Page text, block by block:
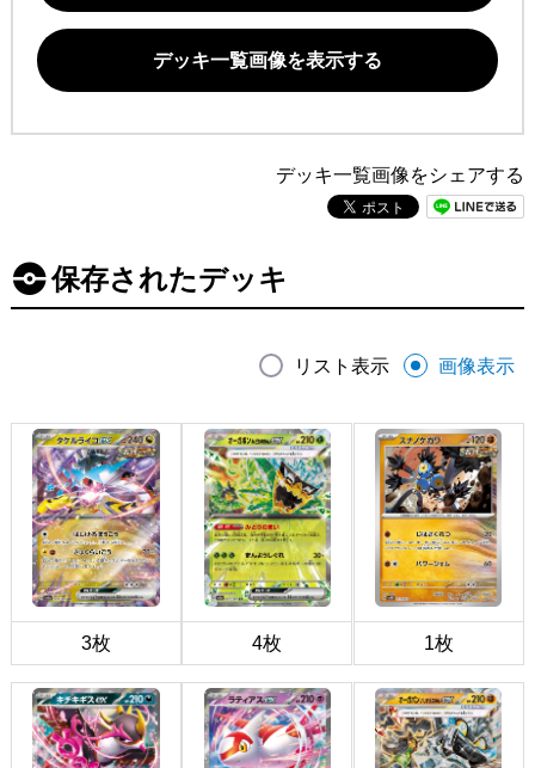
デッキ一覧画像を表示する
デッキ一覧画像をシェアする
保存されたデッキ
リスト表示 画像表示
3枚 4枚 1枚